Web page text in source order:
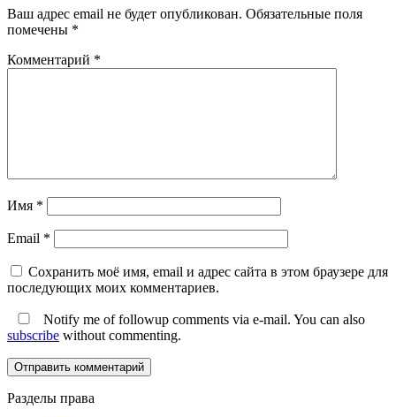
Ваш адрес email не будет опубликован. Обязательные поля
помечены *
Комментарий *
Имя *
Email *
Сохранить моё имя, email и адрес сайта в этом браузере для
последующих моих комментариев.
Notify me of followup comments via e-mail. You can also
subscribe without commenting.
Разделы права